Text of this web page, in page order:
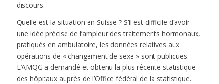
discours.
Quelle est la situation en Suisse ? S’il est difficile d’avoir
une idée précise de l’ampleur des traitements hormonaux,
pratiqués en ambulatoire, les données relatives aux
opérations de « changement de sexe » sont publiques.
L’AMQG a demandé et obtenu la plus récente statistique
des hôpitaux auprès de l’Office fédéral de la statistique.